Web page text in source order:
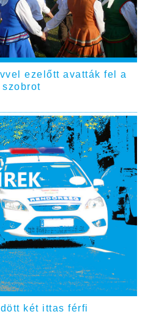
ezelőtt avatták fel a
két ittas férfi